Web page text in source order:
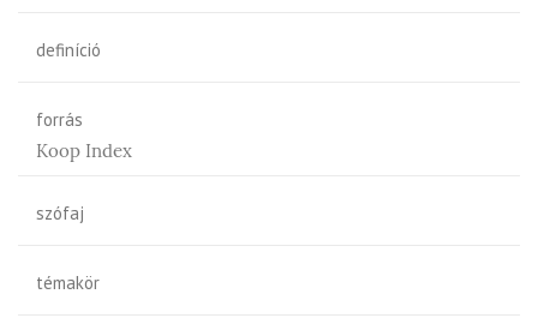
definíció
forrás
Koop Index
szófaj
témakör